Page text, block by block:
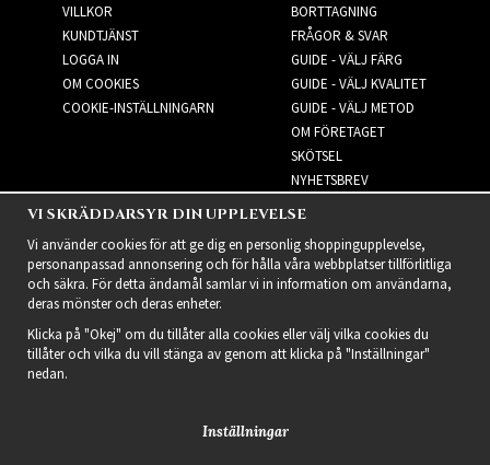
VILLKOR
KUNDTJÄNST
LOGGA IN
OM COOKIES
COOKIE-INSTÄLLNINGARN
BORTTAGNING
FRÅGOR & SVAR
GUIDE - VÄLJ FÄRG
GUIDE - VÄLJ KVALITET
GUIDE - VÄLJ METOD
OM FÖRETAGET
SKÖTSEL
NYHETSBREV
NYHETSBREV
VI SKRÄDDARSYR DIN UPPLEVELSE
Vi använder cookies för att ge dig en personlig shoppingupplevelse,
personanpassad annonsering och för hålla våra webbplatser tillförlitliga
och säkra. För detta ändamål samlar vi in information om användarna,
deras mönster och deras enheter.
Klicka på "Okej" om du tillåter alla cookies eller välj vilka cookies du
tillåter och vilka du vill stänga av genom att klicka på "Inställningar"
nedan.
Inställningar